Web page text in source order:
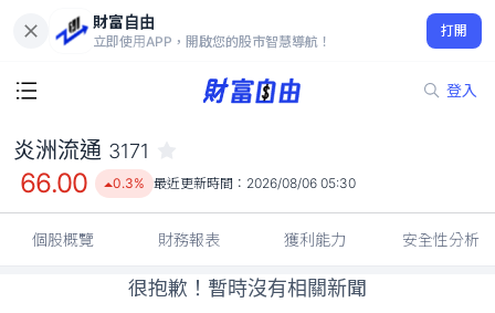
財富自由
立即使用APP，開啟您的股市智慧導航！
打開
登入
66.00
0.3%
炎洲流通 3171
66.00 0.3% 最近更新時間： 2026/08/06 05:30
個股概覽 財務報表 獲利能力 安全性分析
很抱歉！暫時沒有相關新聞